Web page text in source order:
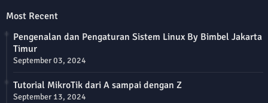
Most Recent
Pengenalan dan Pengaturan Sistem Linux By Bimbel Jakarta
Timur
September 03, 2024
Tutorial MikroTik dari A sampai dengan Z
September 13, 2024